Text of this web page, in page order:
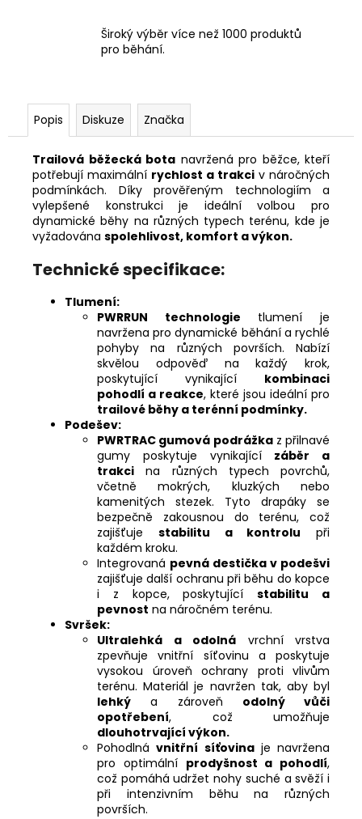
Široký výběr více než 1000 produktů
pro běhání.
Popis Diskuze Značka
Trailová běžecká bota navržená pro běžce, kteří
potřebují maximální rychlost a trakci v náročných
podmínkách. Díky prověřeným technologiím a
vylepšené konstrukci je ideální volbou pro
dynamické běhy na různých typech terénu, kde je
vyžadována spolehlivost, komfort a výkon.
Technické specifikace:
Tlumení:
PWRRUN technologie tlumení je
navržena pro dynamické běhání a rychlé
pohyby na různých površích. Nabízí
skvělou odpověď na každý krok,
poskytující vynikající kombinaci
pohodlí a reakce, které jsou ideální pro
trailové běhy a terénní podmínky.
Podešev:
PWRTRAC gumová podrážkaz přilnavé
gumy poskytuje vynikající záběr a
trakci na různých typech povrchů,
včetně mokrých, kluzkých nebo
kamenitých stezek. Tyto drapáky se
bezpečně zakousnou do terénu, což
zajišťuje stabilitu a kontrolu při
každém kroku.
Integrovaná pevná destička v podešvi
zajišťuje další ochranu při běhu do kopce
i z kopce, poskytujícístabilitu a
pevnost na náročném terénu.
Svršek:
Ultralehká a odolná vrchní vrstva
zpevňuje vnitřní síťovinu a poskytuje
vysokou úroveň ochrany proti vlivům
terénu. Materiál je navržen tak, aby byl
lehký a zároveň odolný vůči
opotřebení, což umožňuje
dlouhotrvající výkon.
Pohodlnávnitřní síťovinaje navržena
pro optimální prodyšnost a pohodlí,
což pomáhá udržet nohy suché a svěží i
při intenzivním běhu na různých
površích.